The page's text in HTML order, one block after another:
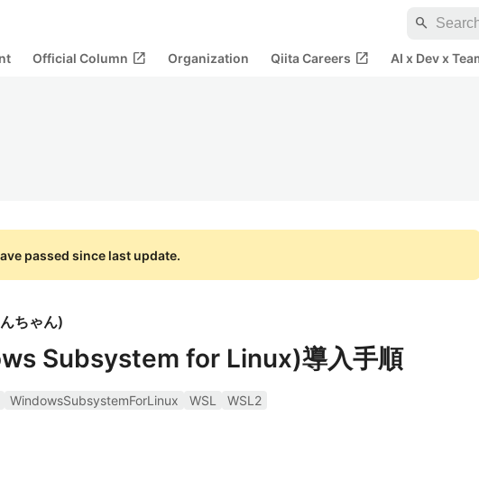
search
Official Column open_in_new Organization Qiita Careers open_in_new AI x Dev x
passed since last update.
ちゃん)
Subsystem for Linux)導入手順
WindowsSubsystemForLinux WSL
WSL2